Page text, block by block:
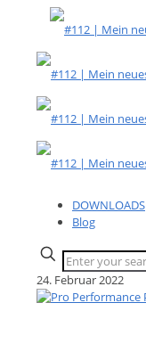
DOWNLOADS
Blog
24. Februar 2022